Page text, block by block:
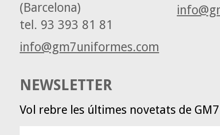
(Barcelona)
tel. 93 393 81 81
info@gm7uniformes.com
NEWSLETTER
Vol rebre les últimes novetats de